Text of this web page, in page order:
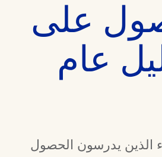
على
عام
الذين يدرسون الحصول